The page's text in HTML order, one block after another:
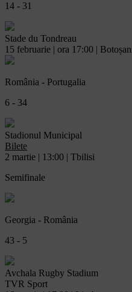
14 - 31
Stade du Tondreau
15 februarie | ora 17:00 |
România - Portugalia
6 - 34
Stadionul Municipal
Bilete
2 martie | 13:00 | Tbilisi
Semifinale
Georgia - România
43 - 5
Avchala Rugby Stadium
TVR Sport